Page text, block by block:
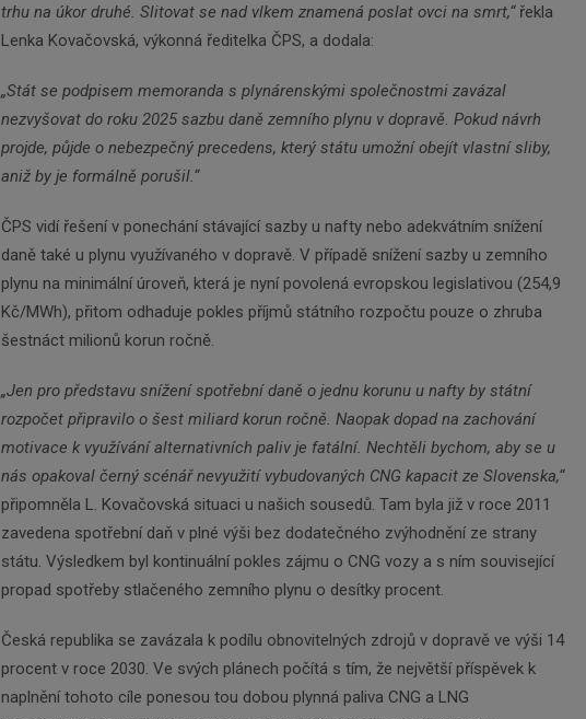
trhu na úkor druhé. Slitovat se nad vlkem znamená poslat ovci na smrt,“řekla
Lenka Kovačovská, výkonná ředitelka ČPS, a dodala:
„Stát se podpisem memoranda s plynárenskými společnostmi zavázal
nezvyšovat do roku 2025 sazbu daně zemního plynu v dopravě. Pokud návrh
projde, půjde o nebezpečný precedens, který státu umožní obejít vlastní sliby,
aniž by je formálně porušil.“
ČPS vidí řešení v ponechání stávající sazby u nafty nebo adekvátním snížení
daně také u plynu využívaného v dopravě. V případě snížení sazby u zemního
plynu na minimální úroveň, která je nyní povolená evropskou legislativou (254,9
Kč/MWh), přitom odhaduje pokles příjmů státního rozpočtu pouze o zhruba
šestnáct milionů korun ročně.
„Jen pro představu snížení spotřební daně o jednu korunu u nafty by státní
rozpočet připravilo o šest miliard korun ročně. Naopak dopad na zachování
motivace k využívání alternativních paliv je fatální. Nechtěli bychom, aby se u
nás opakoval černý scénář nevyužití vybudovaných CNG kapacit ze Slovenska,“
připomněla L. Kovačovská situaci u našich sousedů. Tam byla již v roce 2011
zavedena spotřební daň v plné výši bez dodatečného zvýhodnění ze strany
státu. Výsledkem byl kontinuální pokles zájmu o CNG vozy a s ním související
propad spotřeby stlačeného zemního plynu o desítky procent.
Česká republika se zavázala k podílu obnovitelných zdrojů v dopravě ve výši 14
procent v roce 2030. Ve svých plánech počítá s tím, že největší příspěvek k
naplnění tohoto cíle ponesou tou dobou plynná paliva CNG a LNG
Newsletter
Zadejte váš email a my Vám budeme
nejdůležitější informace, maximálně 1x
Odebírat